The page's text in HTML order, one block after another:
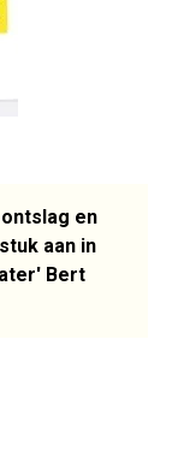
en
aan in
Bert